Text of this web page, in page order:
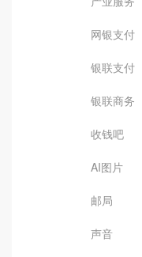
网银支付
银联支付
银联商务
收钱吧
AI图片
邮局
声音